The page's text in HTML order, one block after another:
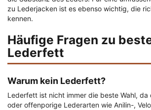
zu Lederjacken ist es ebenso wichtig, die
kennen.
Häufige Fragen zu
Lederfett
Warum kein Lederfett?
Lederfett ist nicht immer die beste Wahl,
oder offenporige Lederarten wie Anilin-,